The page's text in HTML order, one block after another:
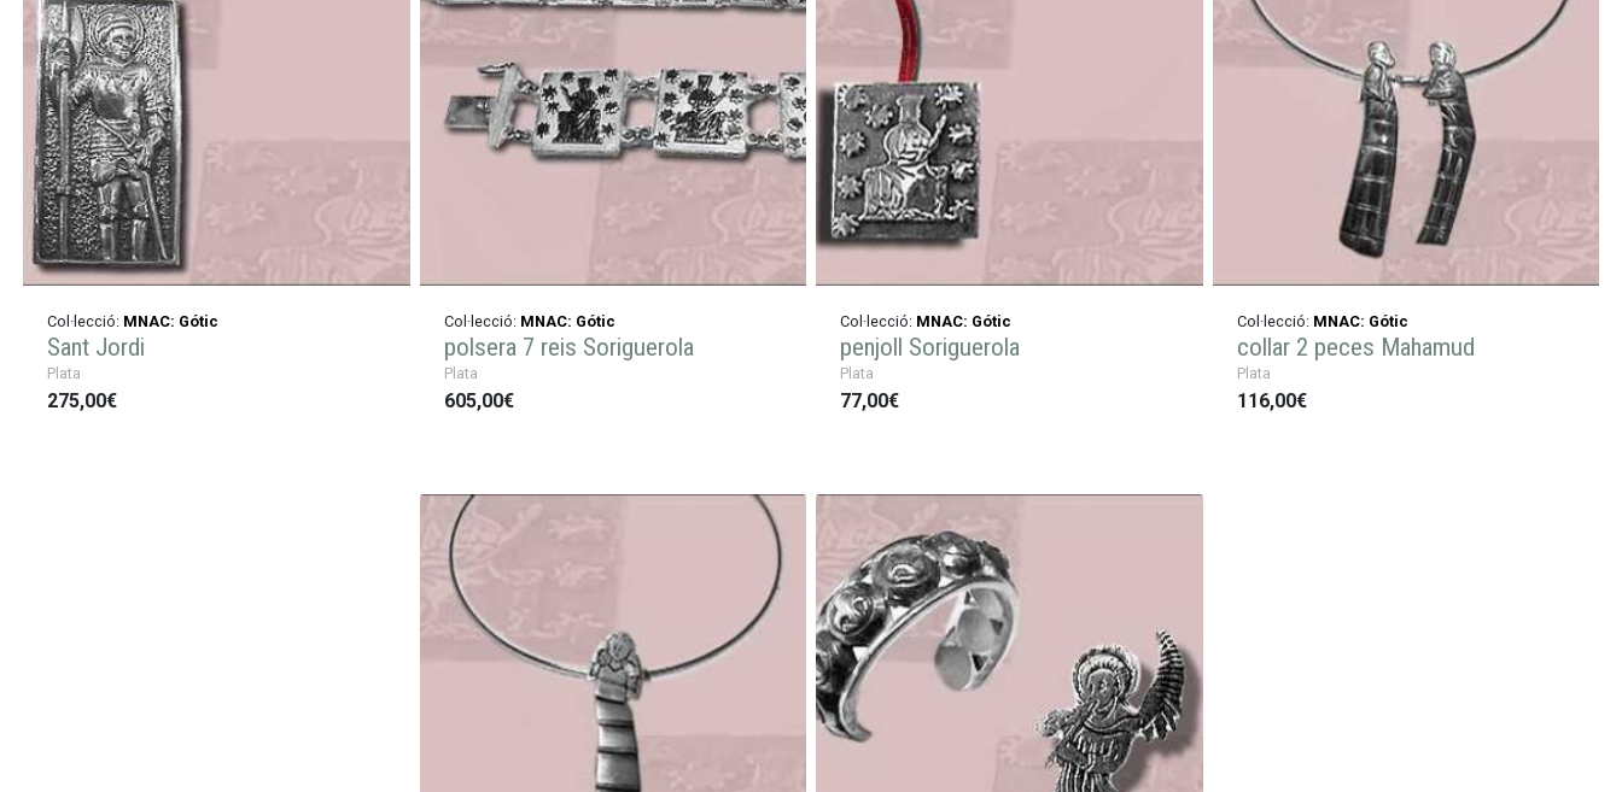
Col·lecció: MNAC: Gótic
Sant Jordi
Plata
275,00€
Col·lecció: MNAC: Gótic
polsera 7 reis Soriguerola
Plata
605,00€
Col·lecció: MNAC: Gótic
penjoll Soriguerola
Plata
77,00€
Col·lecció: MNAC: Gótic
collar 2 peces Mahamud
Plata
116,00€